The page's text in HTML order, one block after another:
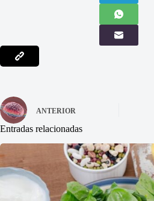
ANTERIOR
Entradas relacionadas